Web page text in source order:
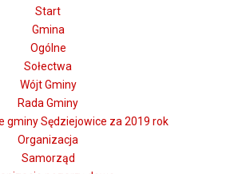
Start
Gmina
Ogólne
Sołectwa
Wójt Gminy
Rada Gminy
gminy Sędziejowice za 2019 rok
Organizacja
Samorząd